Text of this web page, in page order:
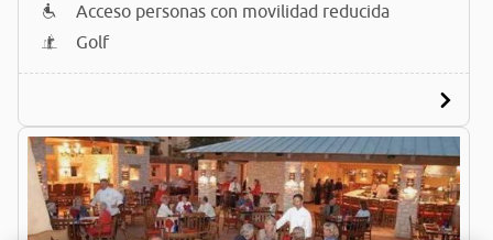
Acceso personas con movilidad reducida
Golf